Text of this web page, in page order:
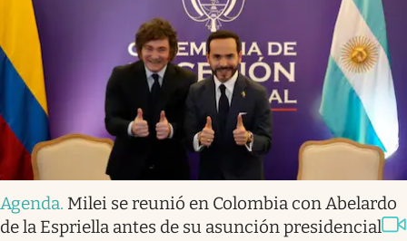
Agenda. Milei se reunió en Colombia con Abelardo
de la Espriella antes de su asunción presidencial